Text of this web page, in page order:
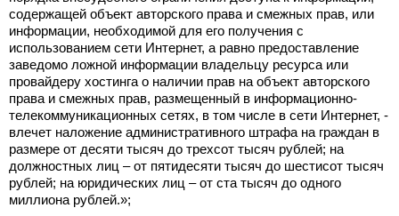
содержащей объект авторского права и смежных прав, или
информации, необходимой для его получения с
использованием сети Интернет, а равно предоставление
заведомо ложной информации владельцу ресурса или
провайдеру хостинга о наличии прав на объект авторского
права и смежных прав, размещенный в информационно-
телекоммуникационных сетях, в том числе в сети Интернет, -
влечет наложение административного штрафа на граждан в
размере от десяти тысяч до трехсот тысяч рублей; на
должностных лиц – от пятидесяти тысяч до шестисот тысяч
рублей; на юридических лиц – от ста тысяч до одного
миллиона рублей.»;